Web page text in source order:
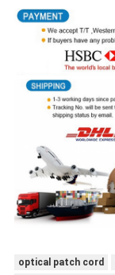
optical patch cord